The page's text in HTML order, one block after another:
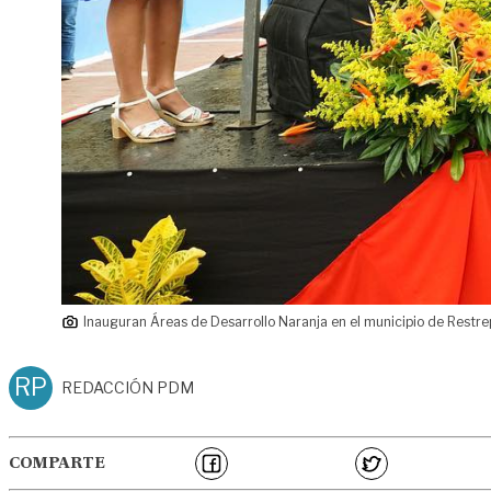
Inauguran Áreas de Desarrollo Naranja en el municipio de
RP REDACCIÓN PDM
COMPARTE